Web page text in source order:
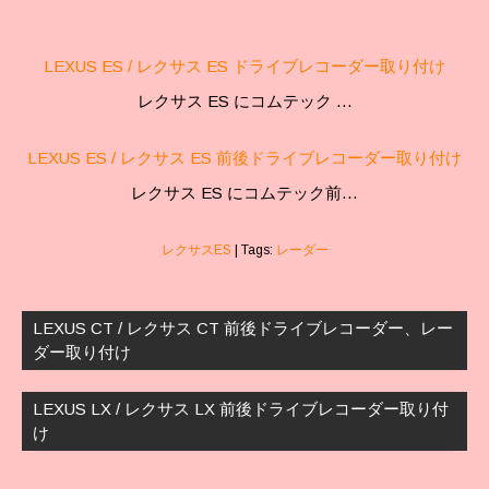
LEXUS ES / レクサス ES ドライブレコーダー取り付け
レクサス ES にコムテック …
LEXUS ES / レクサス ES 前後ドライブレコーダー取り付け
レクサス ES にコムテック前…
レクサスES | Tags: レーダー
稿
ナ
ビ
ゲ
ー
シ
LEXUS CT / レクサス CT 前後ドライブレコーダー、レー
ダー取り付け
LEXUS LX / レクサス LX 前後ドライブレコーダー取り付
け